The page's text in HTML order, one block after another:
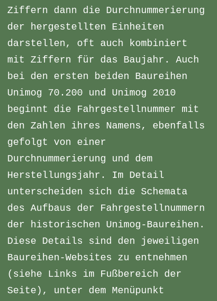
Ziffern dann die Durchnummerierung
der hergestellten Einheiten
darstellen, oft auch kombiniert
mit Ziffern für das Baujahr. Auch
bei den ersten beiden Baureihen
Unimog 70.200 und Unimog 2010
beginnt die Fahrgestellnummer mit
den Zahlen ihres Namens, ebenfalls
gefolgt von einer
Durchnummerierung und dem
Herstellungsjahr. Im Detail
unterscheiden sich die Schemata
des Aufbaus der Fahrgestellnummern
der historischen Unimog-Baureihen.
Diese Details sind den jeweiligen
Baureihen-Websites zu entnehmen
(siehe Links im Fußbereich der
Seite), unter dem Menüpunkt